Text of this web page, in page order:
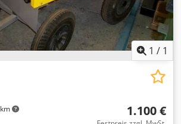
1 / 1
1.100 €